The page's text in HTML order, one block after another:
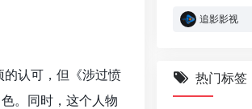
认可，但《涉过愤
。同时，这个人物
追影影视
热门标签